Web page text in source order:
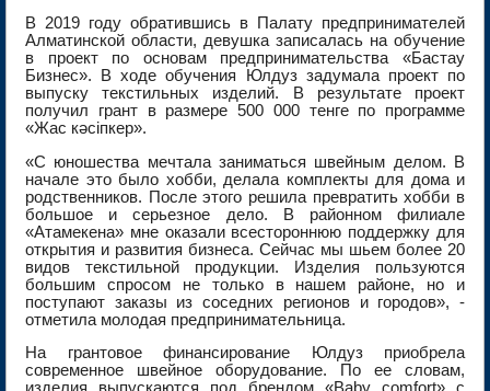
В 2019 году обратившись в Палату предпринимателей
Алматинской области, девушка записалась на обучение
в проект по основам предпринимательства «Бастау
Бизнес». В ходе обучения Юлдуз задумала проект по
выпуску текстильных изделий. В результате проект
получил грант в размере 500 000 тенге по программе
«Жас кәсіпкер».
«С юношества мечтала заниматься швейным делом. В
начале это было хобби, делала комплекты для дома и
родственников. После этого решила превратить хобби в
большое и серьезное дело. В районном филиале
«Атамекена» мне оказали всестороннюю поддержку для
открытия и развития бизнеса. Сейчас мы шьем более 20
видов текстильной продукции. Изделия пользуются
большим спросом не только в нашем районе, но и
поступают заказы из соседних регионов и городов», -
отметила молодая предпринимательница.
На грантовое финансирование Юлдуз приобрела
современное швейное оборудование. По ее словам,